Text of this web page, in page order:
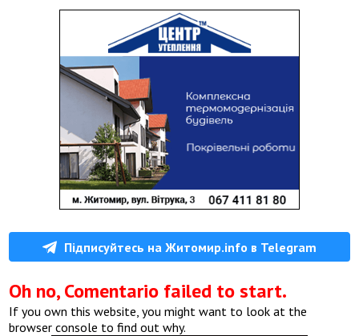
Підписуйтесь на Житомир.info в Telegram
Oh no, Comentario failed to start.
If you own this website, you might want to look at the
browser console to find out why.